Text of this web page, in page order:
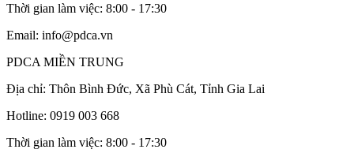
Thời gian làm việc: 8:00 - 17:30
Email: info@pdca.vn
PDCA MIỀN TRUNG
Địa chỉ: Thôn Bình Đức, Xã Phù Cát, Tỉnh Gia Lai
Hotline: 0919 003 668
Thời gian làm việc: 8:00 - 17:30